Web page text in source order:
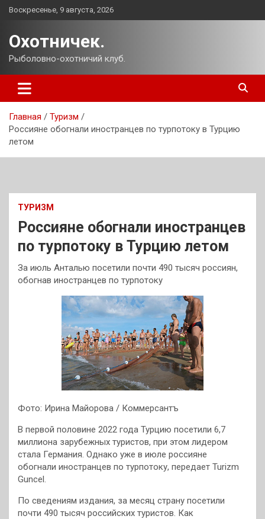
Перейти
Воскресенье, 9 августа, 2026
Охотничек.
Рыболовно-охотничий клуб.
Главная
Туризм
Россияне обогнали иностранцев по турпотоку в Турцию
летом
ТУРИЗМ
Россияне обогнали иностранцев
по турпотоку в Турцию летом
За июль Анталью посетили почти 490 тысяч россиян,
обогнав иностранцев по турпотоку
Фото: Ирина Майорова / Коммерсантъ
В первой половине 2022 года Турцию посетили 6,7
миллиона зарубежных туристов, при этом лидером
стала Германия. Однако уже в июле россияне
обогнали иностранцев по турпотоку, передает Turizm
Guncel.
По сведениям издания, за месяц страну посетили
почти 490 тысяч российских туристов. Как